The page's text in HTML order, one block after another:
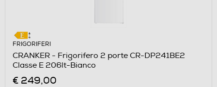
FRIGORIFERI
CRANKER - Frigorifero 2 porte CR-DP241BE2
Classe E 206lt-Bianco
€ 249,00